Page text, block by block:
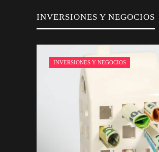
INVERSIONES Y NEGOCIOS
INVERSIONES Y NEGOCIOS